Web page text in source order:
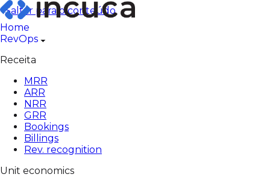
Pular
para
o
conteúdo
Saltar para o conteúdo
Home
RevOps
Receita
MRR
ARR
NRR
GRR
Bookings
Billings
Rev. recognition
Unit economics